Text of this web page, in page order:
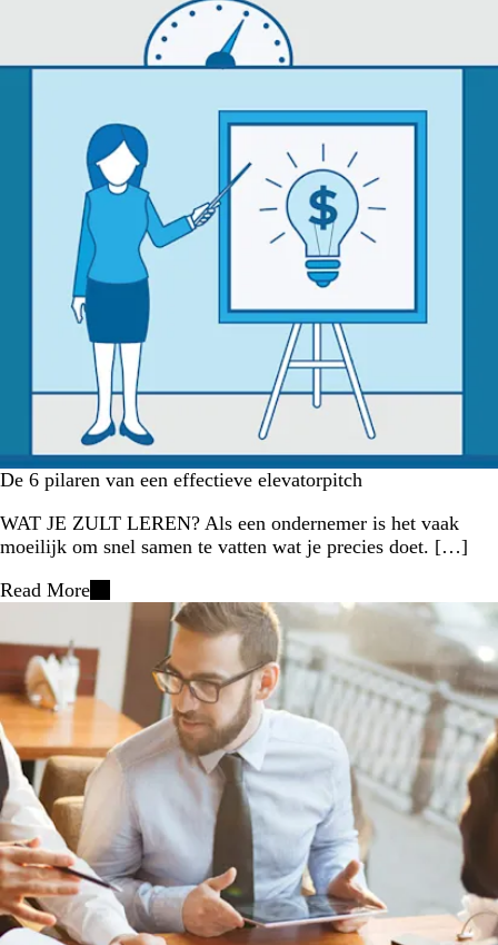
De 6 pilaren van een effectieve elevatorpitch
WAT JE ZULT LEREN? Als een ondernemer is het vaak
moeilijk om snel samen te vatten wat je precies doet. […]
Read More